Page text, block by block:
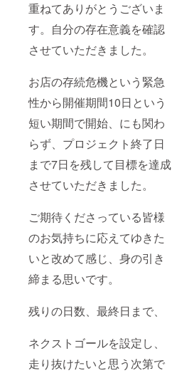
重ねてありがとうございま
す。自分の存在意義を確認
させていただきました。
お店の存続危機という緊急
性から開催期間10日という
短い期間で開始、にも関わ
らず、プロジェクト終了日
まで7日を残して目標を達成
させていただきました。
ご期待くださっている皆様
のお気持ちに応えてゆきた
いと改めて感じ、身の引き
締まる思いです。
残りの日数、最終日まで、
ネクストゴールを設定し、
走り抜けたいと思う次第で